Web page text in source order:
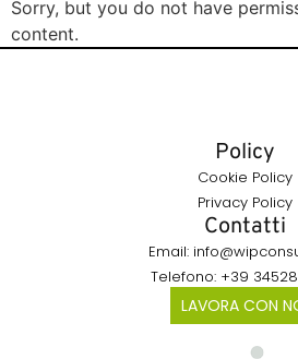
Sorry, but you do not have
content.
Policy
Cookie Policy
Privacy Policy
Contatti
Email:
Telefono: +39
LAVORA CON